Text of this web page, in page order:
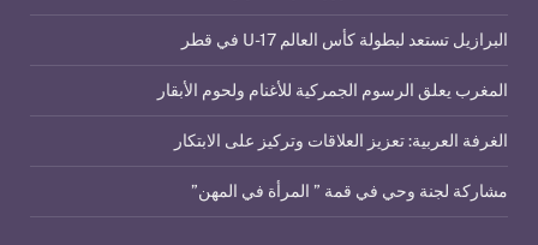
البرازيل تستعد لبطولة كأس العالم U-17 في قطر
المغرب يعلق الرسوم الجمركية للأغنام ولحوم الأبقار
الغرفة العربية: تعزيز العلاقات وتركيز على الابتكار
مشاركة لجنة وحي في قمة ” المرأة في المهن”